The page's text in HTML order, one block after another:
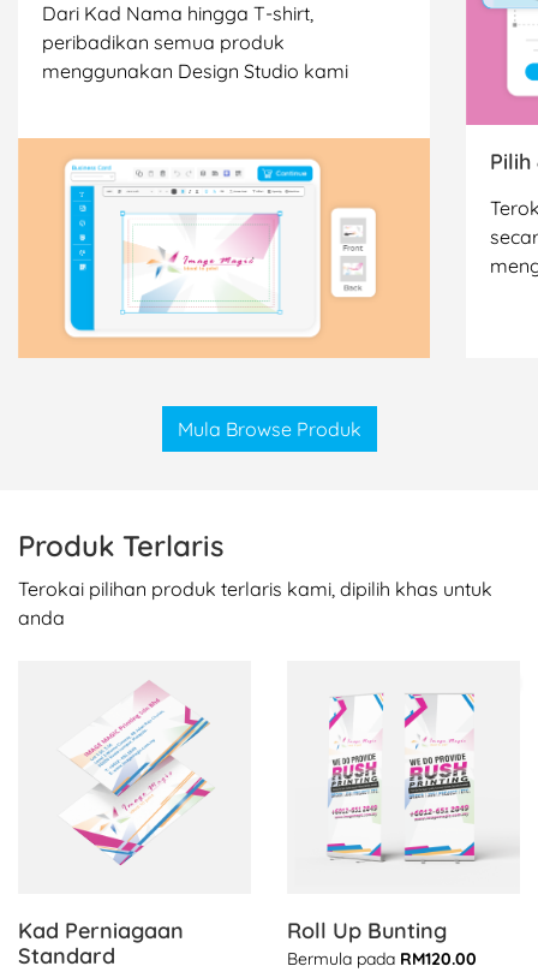
Dari Kad Nama hingga T-shirt,
peribadikan semua produk
menggunakan Design Studio kami
Mula Browse Produk
Produk Terlaris
Terokai pilihan produk terlaris kami, dipilih khas untuk
anda
Kad Perniagaan
Standard
Lihat butiran Kad Perniagaan Standard
Roll Up Bunting
Bermula pada RM120.00